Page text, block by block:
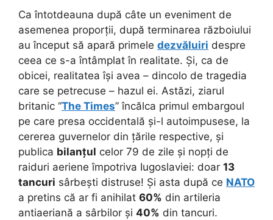
Ca întotdeauna după câte un eveniment de
asemenea proporții, după terminarea războiului
au început să apară primele dezvăluiri despre
ceea ce s-a întâmplat în realitate. Și, ca de
obicei, realitatea își avea – dincolo de tragedia
care se petrecuse – hazul ei. Astăzi, ziarul
britanic “The Times” încălca primul embargoul
pe care presa occidentală și-l autoimpusese, la
cererea guvernelor din țările respective, și
publica bilanțul celor 79 de zile și nopți de
raiduri aeriene împotriva Iugoslaviei: doar 13
tancuri sârbești distruse! Și asta după ce NATO
a pretins că ar fi anihilat 60% din artileria
antiaeriană a sârbilor și 40% din tancuri.